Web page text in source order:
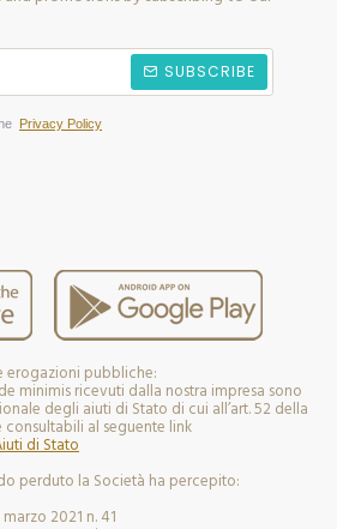
SUBSCRIBE
Privacy Policy
erogazioni pubbliche:
minimis ricevuti dalla nostra impresa sono
degli aiuti di Stato di cui all’art. 52 della
consultabili al seguente link
di Stato
perduto la Società ha percepito:
2021 n. 41